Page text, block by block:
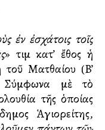
ἐν ἐσχάτοις τοῖς
» τιμᾶ κατ’ ἔθος ἡ
Ματθαίου (B’
μὲ τὸ
τῆς ὁποίας
Ἁγιορείτης,